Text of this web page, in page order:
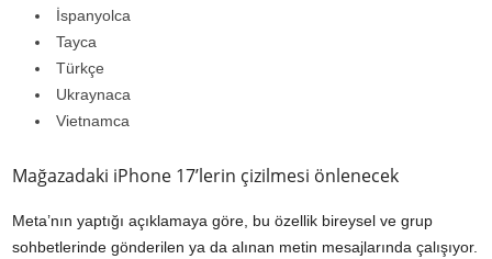
İspanyolca
Tayca
Türkçe
Ukraynaca
Vietnamca
Mağazadaki iPhone 17’lerin çizilmesi önlenecek
Meta’nın yaptığı açıklamaya göre, bu özellik bireysel ve grup
sohbetlerinde gönderilen ya da alınan metin mesajlarında çalışıyor.